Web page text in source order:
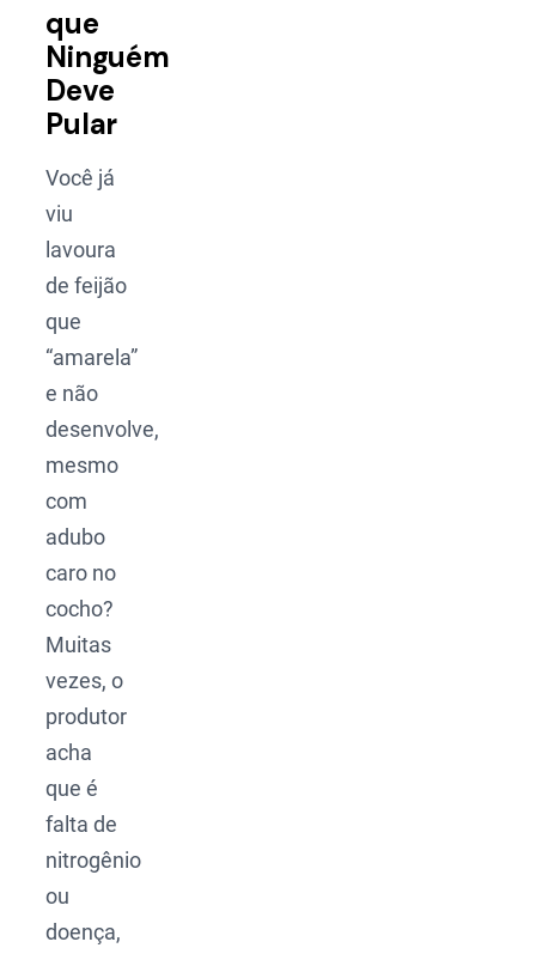
que
Ninguém
Deve
Pular
Você já
viu
lavoura
de feijão
que
“amarela”
e não
desenvolve,
mesmo
com
adubo
caro no
cocho?
Muitas
vezes, o
produtor
acha
que é
falta de
nitrogênio
ou
doença,